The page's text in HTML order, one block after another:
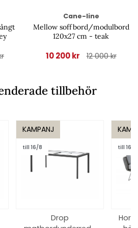
Cane-line
Mellow soffbord/modulbord
120x27 cm - teak
10 200 kr 12 000 kr
tillbehör
KAMPANJ
till 16/8
Drop
till 16/8